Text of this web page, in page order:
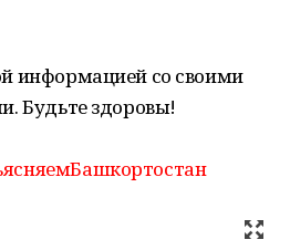
информацией со своими
Будьте здоровы!